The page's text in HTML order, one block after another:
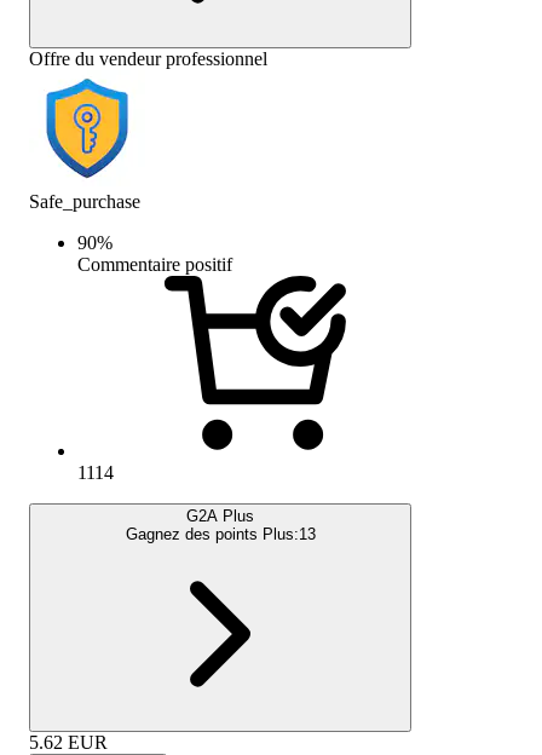
Offre du vendeur professionnel
Safe_purchase
90%
Commentaire positif
1114
G2A Plus
Gagnez des points Plus:13
5.62 EUR